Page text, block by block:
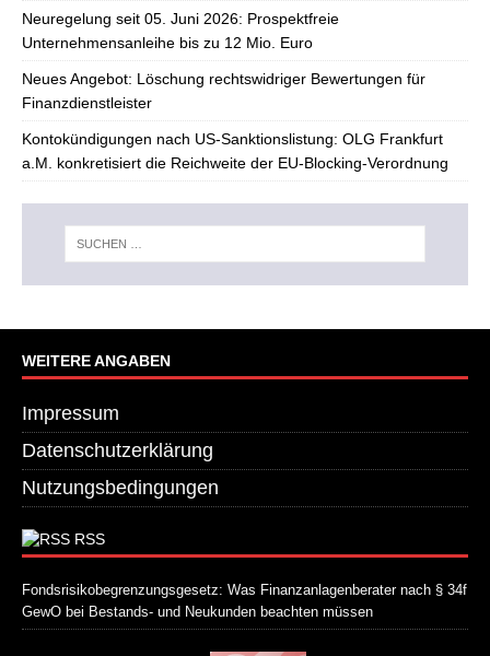
Neuregelung seit 05. Juni 2026: Prospektfreie
Unternehmensanleihe bis zu 12 Mio. Euro
Neues Angebot: Löschung rechtswidriger Bewertungen für
Finanzdienstleister
Kontokündigungen nach US-Sanktionslistung: OLG Frankfurt
a.M. konkretisiert die Reichweite der EU-Blocking-Verordnung
WEITERE ANGABEN
Impressum
Datenschutzerklärung
Nutzungsbedingungen
RSS
Fondsrisikobegrenzungsgesetz: Was Finanzanlagenberater nach § 34f
GewO bei Bestands- und Neukunden beachten müssen